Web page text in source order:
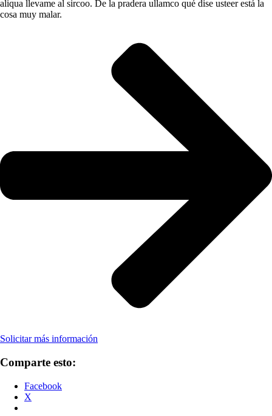
aliqua llevame al sircoo. De la pradera ullamco qué dise usteer está la
cosa muy malar.
Solicitar más información
Comparte esto:
Facebook
X